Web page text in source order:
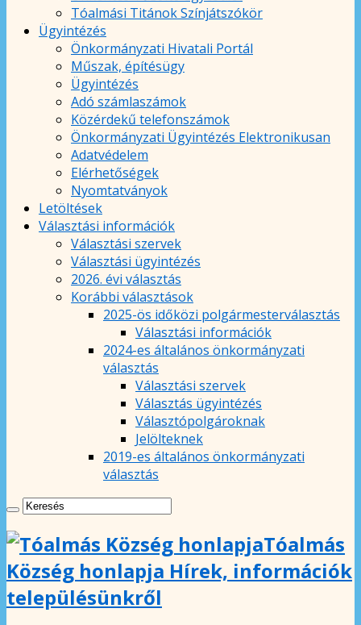
Tóalmási Titánok Színjátszókör
Ügyintézés
Önkormányzati Hivatali Portál
Műszak, építésügy
Ügyintézés
Adó számlaszámok
Közérdekű telefonszámok
Önkormányzati Ügyintézés Elektronikusan
Adatvédelem
Elérhetőségek
Nyomtatványok
Letöltések
Választási információk
Választási szervek
Választási ügyintézés
2026. évi választás
Korábbi választások
2025-ös időközi polgármesterválasztás
Választási információk
2024-es általános önkormányzati
választás
Választási szervek
Választás ügyintézés
Választópolgároknak
Jelölteknek
2019-es általános önkormányzati
választás
Tóalmás
Község honlapja Hírek, információk
településünkről